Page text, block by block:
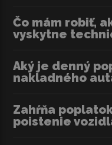
Čo mám robiť,
vyskytne
Aký je denný
nakladného
Zahŕňa
poistenie